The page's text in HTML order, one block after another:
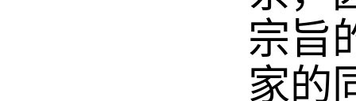
宗旨
家的